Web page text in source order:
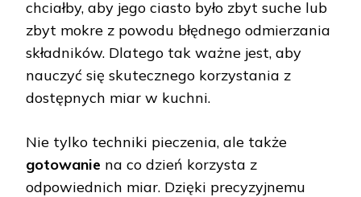
chciałby, aby jego ciasto było zbyt suche lub
zbyt mokre z powodu błędnego odmierzania
składników. Dlatego tak ważne jest, aby
nauczyć się skutecznego korzystania z
dostępnych miar w kuchni.
Nie tylko techniki pieczenia, ale także
gotowanie na co dzień korzysta z
odpowiednich miar. Dzięki precyzyjnemu